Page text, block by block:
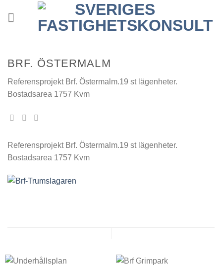
BRF. ÖSTERMALM
Referensprojekt Brf. Östermalm.19 st lägenheter.
Bostadsarea 1757 Kvm
Referensprojekt Brf. Östermalm.19 st lägenheter.
Bostadsarea 1757 Kvm